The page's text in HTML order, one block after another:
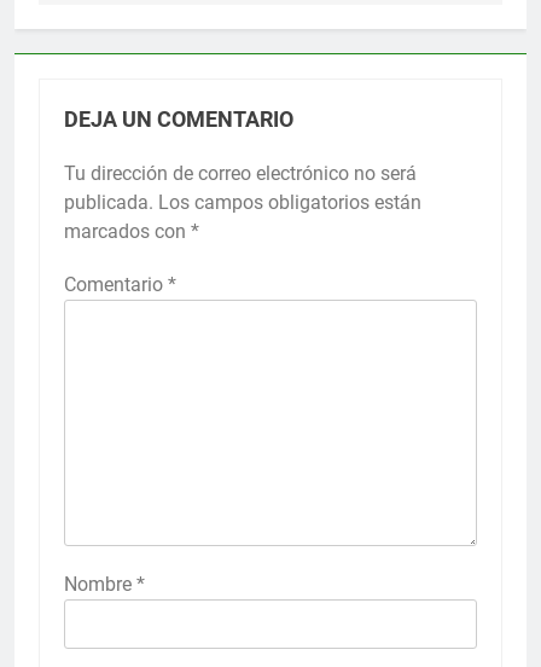
DEJA UN COMENTARIO
Tu dirección de correo electrónico no será
publicada. Los campos obligatorios están
marcados con *
Comentario *
Nombre *